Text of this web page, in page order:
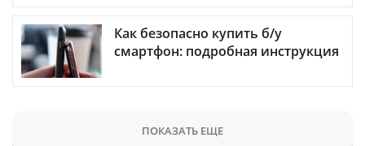
Как безопасно купить б/у
смартфон: подробная инструкция
ПОКАЗАТЬ ЕЩЕ